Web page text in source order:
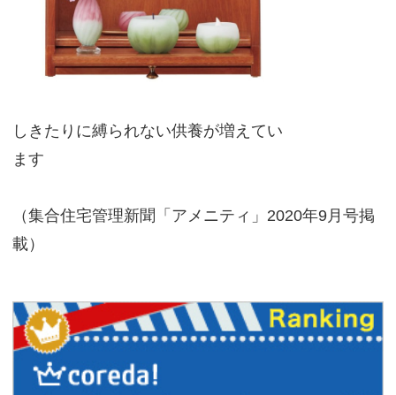
しきたりに縛られない供養が増えてい
ます
（集合住宅管理新聞「アメニティ」2020年9月号掲
載）